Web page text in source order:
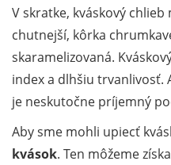
V skratke, kváskový
chutnejší, kôrka
skaramelizovaná.
index a dlhšiu trvanlivosť.
je neskutočne príjemný
Aby sme mohli upiecť
kvások. Ten môžeme